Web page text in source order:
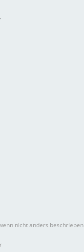
nicht anders beschrieben